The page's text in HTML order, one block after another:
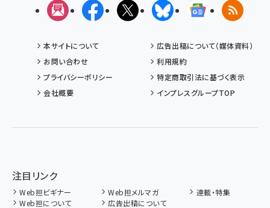
メルマガFacebookX(エックス)BlueskyGoogleニュ
RSS
本サイトについて
広告出稿について（媒体資料）
お問い合わせ
利用規約
プライバシーポリシー
特定商取引法に基づく表示
会社概要
インプレスグループTOP
注目リンク
Web担ビギナー Web担メルマガ
連載・特集
Web担について
広告出稿について